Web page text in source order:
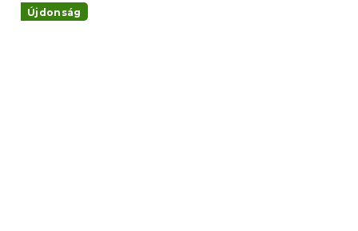
Újdonság